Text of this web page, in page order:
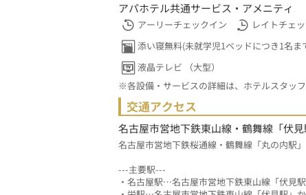
アパホテル共通サービス・アメニティ
アーリーチェックイン レイトチェ
添い寝無料(未就学児1ベッドにつき1名ま
液晶テレビ （大型）
※各設備・サービスの詳細は、ホテルスタッ
交通アクセス
名古屋市営地下鉄東山線・鶴舞線「伏
名古屋市営地下鉄桜通線・鶴舞線「丸の内駅
---主要駅---
・名古屋駅…名古屋市営地下鉄東山線「伏見